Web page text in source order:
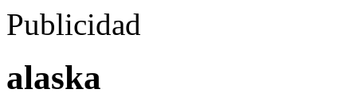
Publicidad
alaska